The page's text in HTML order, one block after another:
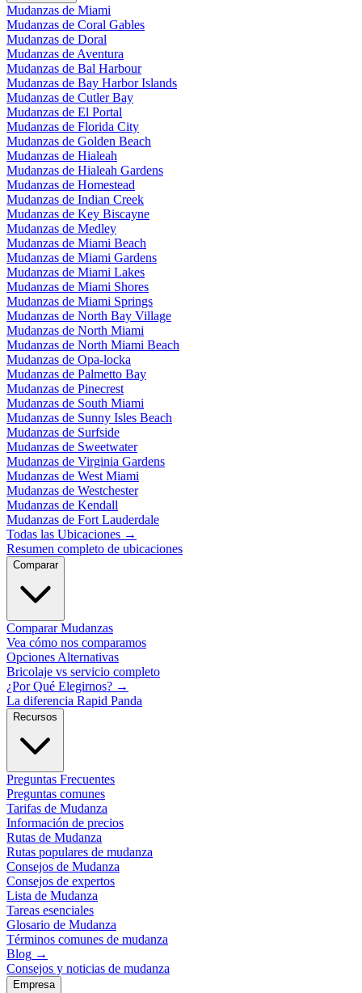
Mudanzas de Miami
Mudanzas de Coral Gables
Mudanzas de Doral
Mudanzas de Aventura
Mudanzas de Bal Harbour
Mudanzas de Bay Harbor Islands
Mudanzas de Cutler Bay
Mudanzas de El Portal
Mudanzas de Florida City
Mudanzas de Golden Beach
Mudanzas de Hialeah
Mudanzas de Hialeah Gardens
Mudanzas de Homestead
Mudanzas de Indian Creek
Mudanzas de Key Biscayne
Mudanzas de Medley
Mudanzas de Miami Beach
Mudanzas de Miami Gardens
Mudanzas de Miami Lakes
Mudanzas de Miami Shores
Mudanzas de Miami Springs
Mudanzas de North Bay Village
Mudanzas de North Miami
Mudanzas de North Miami Beach
Mudanzas de Opa-locka
Mudanzas de Palmetto Bay
Mudanzas de Pinecrest
Mudanzas de South Miami
Mudanzas de Sunny Isles Beach
Mudanzas de Surfside
Mudanzas de Sweetwater
Mudanzas de Virginia Gardens
Mudanzas de West Miami
Mudanzas de Westchester
Mudanzas de Kendall
Mudanzas de Fort Lauderdale
Todas las Ubicaciones →
Resumen completo de ubicaciones
Comparar
Comparar Mudanzas
Vea cómo nos comparamos
Opciones Alternativas
Bricolaje vs servicio completo
¿Por Qué Elegirnos? →
La diferencia Rapid Panda
Recursos
Preguntas Frecuentes
Preguntas comunes
Tarifas de Mudanza
Información de precios
Rutas de Mudanza
Rutas populares de mudanza
Consejos de Mudanza
Consejos de expertos
Lista de Mudanza
Tareas esenciales
Glosario de Mudanza
Términos comunes de mudanza
Blog →
Consejos y noticias de mudanza
Empresa